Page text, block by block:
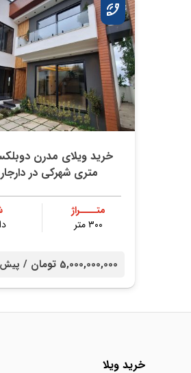
متری شهرکی در
متــــراژ
۳۰۰ متر
5,000,000,000 تومان /
خرید ویلا